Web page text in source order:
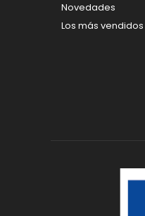
Novedades
Los más vendidos